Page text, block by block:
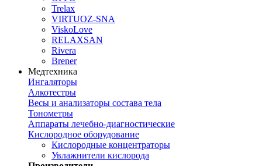
Trelax
VIRTUOZ-SNA
ViskoLove
RELAXSAN
Rivera
Brener
Медтехника
Ингаляторы
Алкотестры
Весы и анализаторы состава тела
Тонометры
Аппараты лечебно-диагностические
Кислородное оборудование
Кислородные концентраторы
Увлажнители кислорода